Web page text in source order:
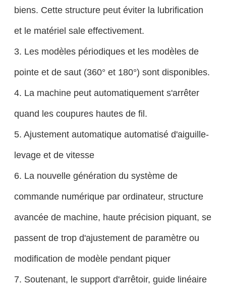
biens. Cette structure peut éviter la lubrification
et le matériel sale effectivement.
3. Les modèles périodiques et les modèles de
pointe et de saut (360° et 180°) sont disponibles.
4. La machine peut automatiquement s'arrêter
quand les coupures hautes de fil.
5. Ajustement automatique automatisé d'aiguille-
levage et de vitesse
6. La nouvelle génération du système de
commande numérique par ordinateur, structure
avancée de machine, haute précision piquant, se
passent de trop d'ajustement de paramètre ou
modification de modèle pendant piquer
7. Soutenant, le support d'arrêtoir, guide linéaire